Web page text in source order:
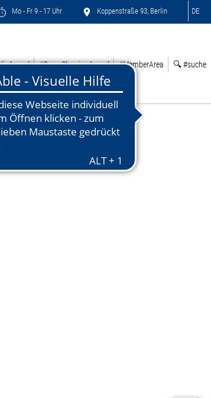
Mo - Fr 9 - 17 Uhr Koppenstraße 93, Berlin DE
#GreenSleepingAward #MemberArea 🔍 #suche
IN DER